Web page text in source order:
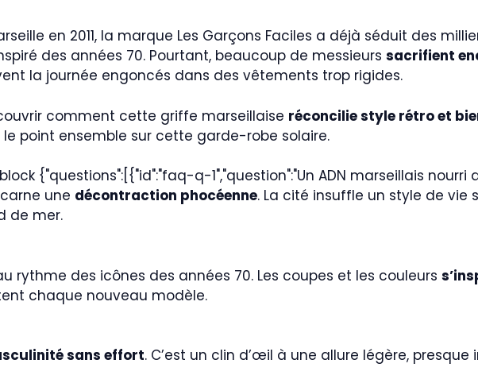
en 2011, la marque Les Garçons Faciles a déjà séduit des
des années 70. Pourtant, beaucoup de messieurs sacrifient
la journée engoncés dans des vêtements trop rigides.
comment cette griffe marseillaise réconcilie style rétro et
point ensemble sur cette garde-robe solaire.
{"questions":[{"id":"faq-q-1","question":"Un ADN marseillais nourri
une décontraction phocéenne. La cité insuffle un style de vie
de mer.
rythme des icônes des années 70. Les coupes et les couleurs
chaque nouveau modèle.
sans effort. C’est un clin d’œil à une allure légère,